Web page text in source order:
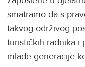
smatramo da s
takvog održivog
turističkih radnika i
mlađe generacije